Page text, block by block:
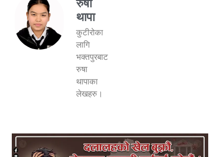
रुषा
थापा
कुटीरोका
लागि
भक्तपुरबाट
रुषा
थापाका
लेखहरु।